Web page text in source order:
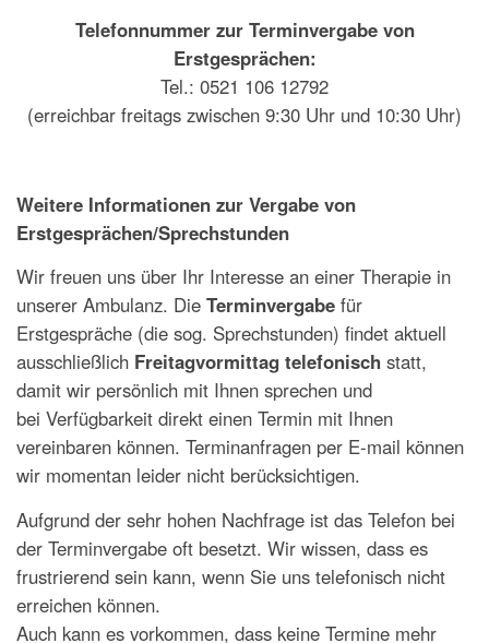
Telefonnummer zur Terminvergabe von
Erstgesprächen:
Tel.: 0521 106 12792
(erreichbar freitags zwischen 9:30 Uhr und 10:30 Uhr)
Weitere Informationen zur Vergabe von
Erstgesprächen/Sprechstunden
Wir freuen uns über Ihr Interesse an einer Therapie in
unserer Ambulanz. Die Terminvergabe für
Erstgespräche (die sog. Sprechstunden) findet aktuell
ausschließlich Freitagvormittag telefonisch statt,
damit wir persönlich mit Ihnen sprechen und
bei Verfügbarkeit direkt einen Termin mit Ihnen
vereinbaren können. Terminanfragen per E-mail können
wir momentan leider nicht berücksichtigen.
Aufgrund der sehr hohen Nachfrage ist das Telefon bei
der Terminvergabe oft besetzt. Wir wissen, dass es
frustrierend sein kann, wenn Sie uns telefonisch nicht
erreichen können.
Auch kann es vorkommen, dass keine Termine mehr